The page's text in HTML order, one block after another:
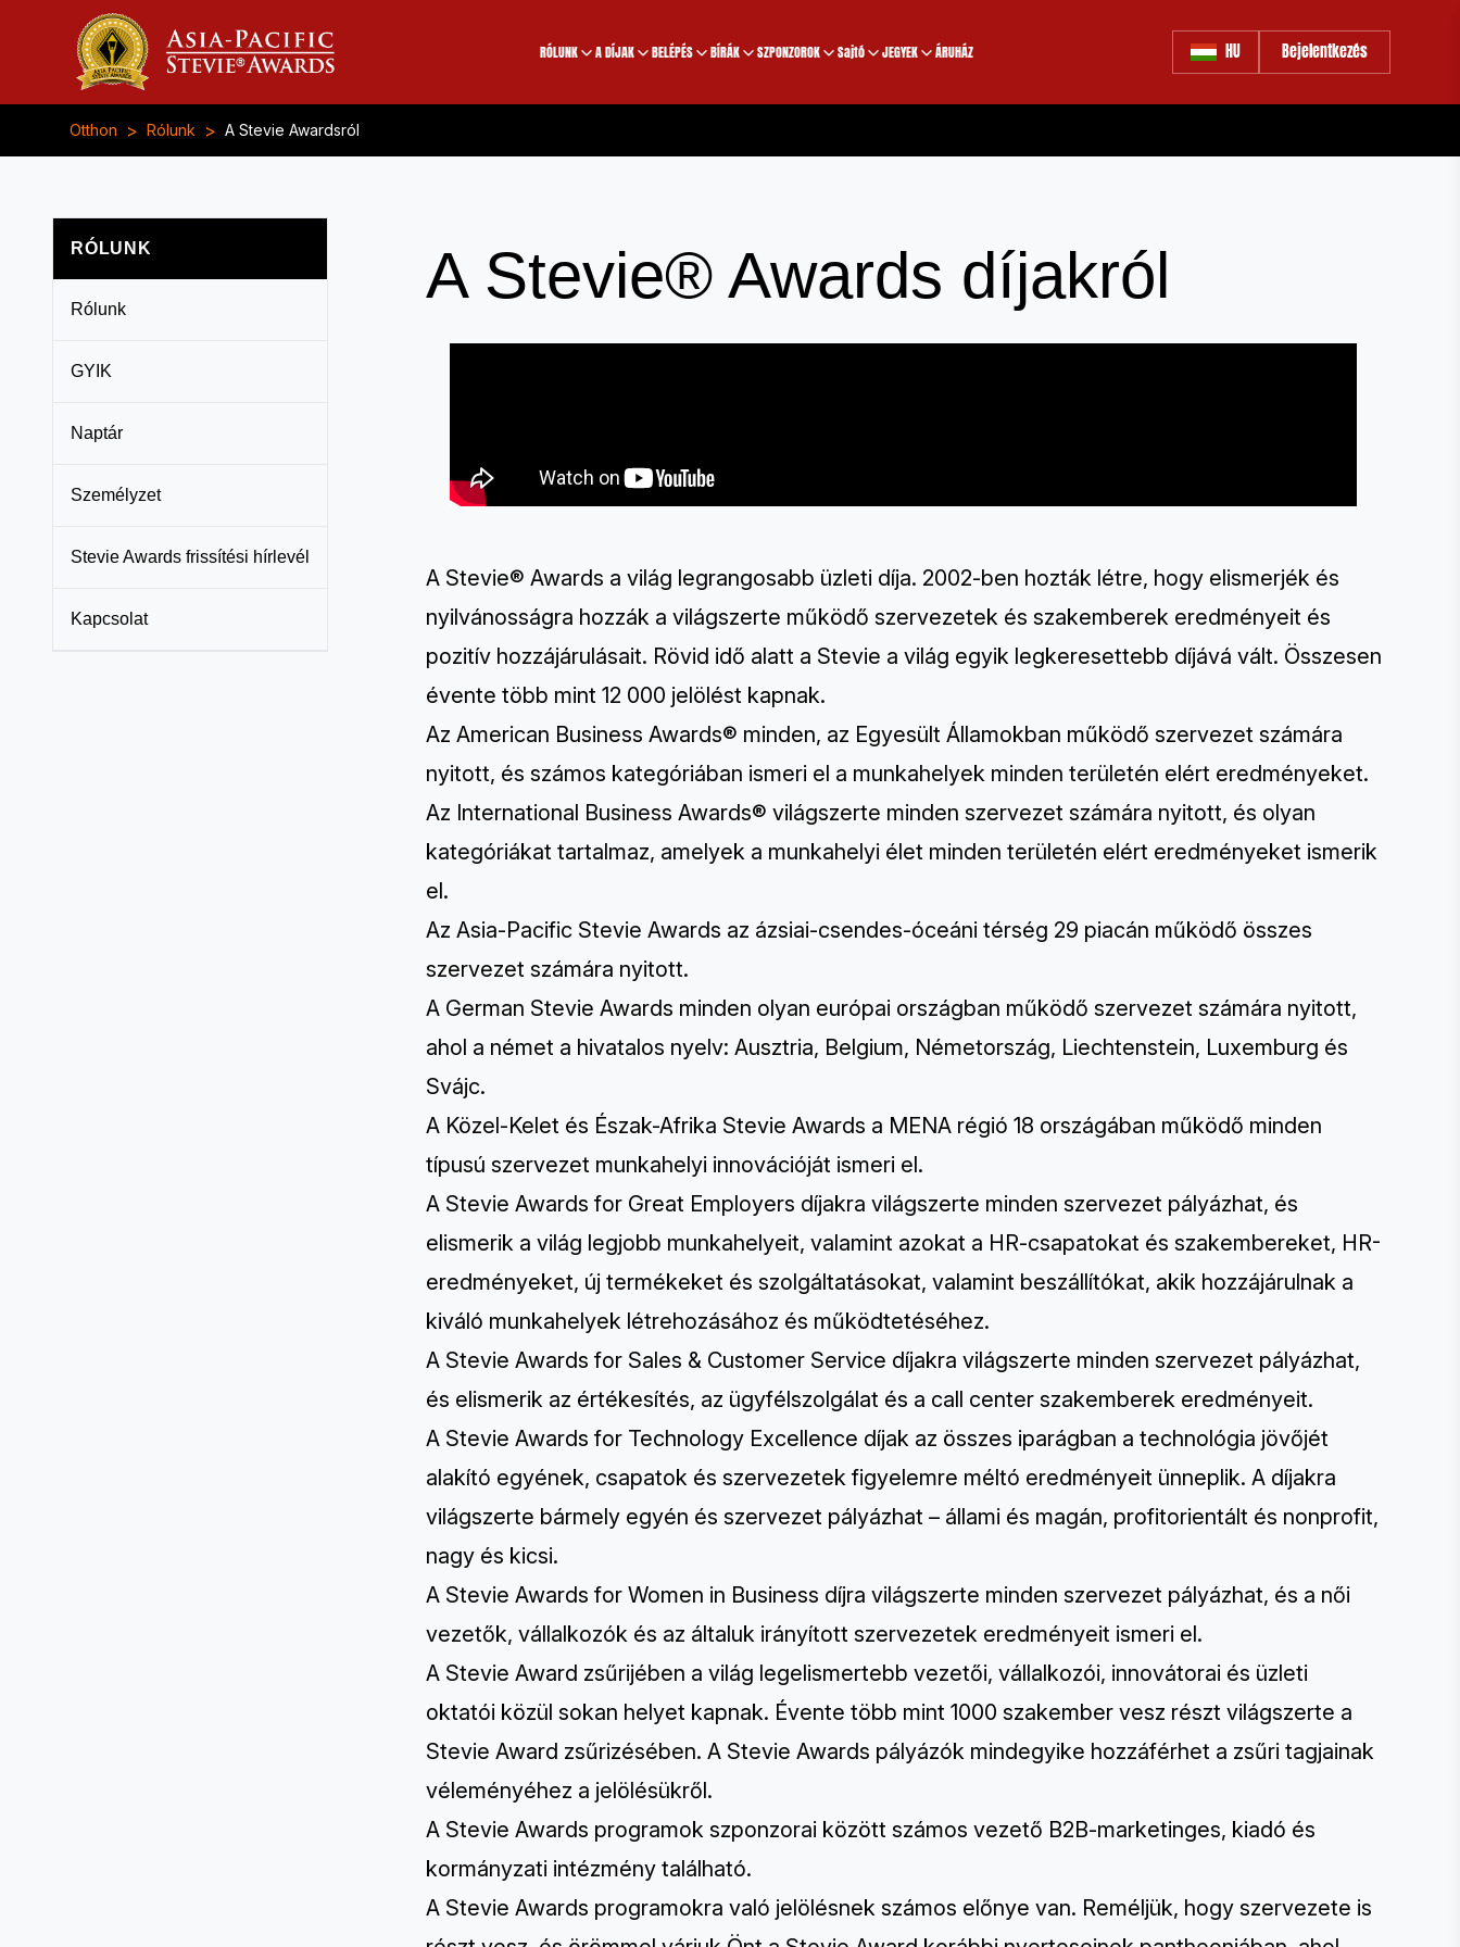
RÓLUNK A DÍJAK BELÉPÉS BÍRÁK SZPONZOROK Sajtó JEGYEK ÁRUHÁZ HU Bejelentkezés
Otthon > Rólunk > A Stevie Awardsról
RÓLUNK
Rólunk
GYIK
Naptár
Személyzet
Stevie Awards frissítési hírlevél
Kapcsolat
A Stevie® Awards díjakról
A Stevie® Awards a világ legrangosabb üzleti díja. 2002-ben hozták létre, hogy elismerjék és
nyilvánosságra hozzák a világszerte működő szervezetek és szakemberek eredményeit és
pozitív hozzájárulásait. Rövid idő alatt a Stevie a világ egyik legkeresettebb díjává vált. Összesen
évente több mint 12 000 jelölést kapnak.
Az American Business Awards® minden, az Egyesült Államokban működő szervezet számára
nyitott, és számos kategóriában ismeri el a munkahelyek minden területén elért eredményeket.
Az International Business Awards® világszerte minden szervezet számára nyitott, és olyan
kategóriákat tartalmaz, amelyek a munkahelyi élet minden területén elért eredményeket ismerik
el.
Az Asia-Pacific Stevie Awards az ázsiai-csendes-óceáni térség 29 piacán működő összes
szervezet számára nyitott.
A German Stevie Awards minden olyan európai országban működő szervezet számára nyitott,
ahol a német a hivatalos nyelv: Ausztria, Belgium, Németország, Liechtenstein, Luxemburg és
Svájc.
A Közel-Kelet és Észak-Afrika Stevie Awards a MENA régió 18 országában működő minden
típusú szervezet munkahelyi innovációját ismeri el.
A Stevie Awards for Great Employers díjakra világszerte minden szervezet pályázhat, és
elismerik a világ legjobb munkahelyeit, valamint azokat a HR-csapatokat és szakembereket, HR-
eredményeket, új termékeket és szolgáltatásokat, valamint beszállítókat, akik hozzájárulnak a
kiváló munkahelyek létrehozásához és működtetéséhez.
A Stevie Awards for Sales & Customer Service díjakra világszerte minden szervezet pályázhat,
és elismerik az értékesítés, az ügyfélszolgálat és a call center szakemberek eredményeit.
A Stevie Awards for Technology Excellence díjak az összes iparágban a technológia jövőjét
alakító egyének, csapatok és szervezetek figyelemre méltó eredményeit ünneplik. A díjakra
világszerte bármely egyén és szervezet pályázhat – állami és magán, profitorientált és nonprofit,
nagy és kicsi.
A Stevie Awards for Women in Business díjra világszerte minden szervezet pályázhat, és a női
vezetők, vállalkozók és az általuk irányított szervezetek eredményeit ismeri el.
A Stevie Award zsűrijében a világ legelismertebb vezetői, vállalkozói, innovátorai és üzleti
oktatói közül sokan helyet kapnak. Évente több mint 1000 szakember vesz részt világszerte a
Stevie Award zsűrizésében. A Stevie Awards pályázók mindegyike hozzáférhet a zsűri tagjainak
véleményéhez a jelölésükről.
A Stevie Awards programok szponzorai között számos vezető B2B-marketinges, kiadó és
kormányzati intézmény található.
A Stevie Awards programokra való jelölésnek számos előnye van. Reméljük, hogy szervezete is